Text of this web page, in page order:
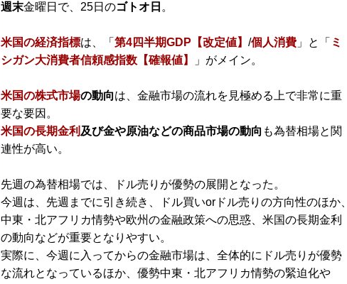
週末金曜日で、25日のゴトオ日 。
米国の経済指標は、「 第4四半期GDP【改定値】 /個人消費 」と「 ミ
シガン大消費者信頼感指数【確報値】
」がメイン。
米国の株式市場の動向は、金融市場の流れを見極める上で非常に重
要な要因。
米国の長期金利 及び金や原油などの商品市場の動向 も為替相場と関
連性が高い。
先週の為替相場では、ドル売りが優勢の展開となった。
今週は、先週までに引き続き、ドル買いorドル売りの方向性のほか、
中東・北アフリカ情勢や欧州の金融政策への思惑、米国の長期金利
の動向などが重要となりやすい。
実際に、今週に入ってからの金融市場は、全体的にドル売りが優勢
な流れとなっているほか、優勢中東・北アフリカ情勢の緊迫化や